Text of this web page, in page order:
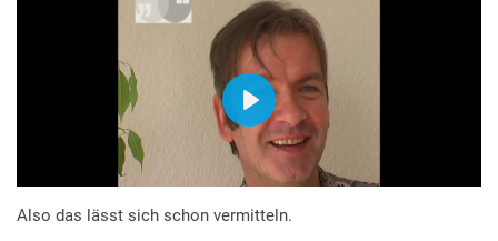
Also das lässt sich schon vermitteln.